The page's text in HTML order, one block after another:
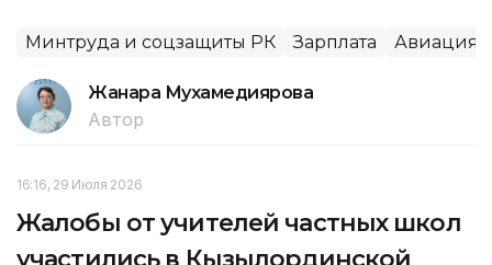
Минтруда и соцзащиты РК Зарплата Авиация
Жанара Мухамедиярова
Автор
16:16, 29 Июля 2026
Жалобы от учителей частных школ